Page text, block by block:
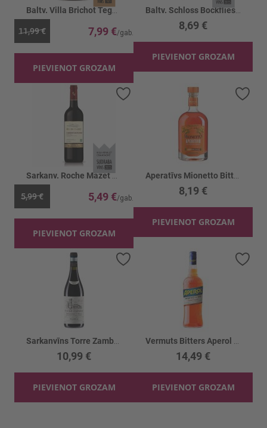
11,99 € 7,99 €
PIEVIENOT GROZAM
8,69 €
PIEVIENOT GROZAM
5,99 € 5,49 €
PIEVIENOT GROZAM
Pievienot vēlmju sarakstam
8,19 €
PIEVIENOT GROZAM
10,99 €
PIEVIENOT GROZAM
Pievienot vēlmju sarakstam
14,49 €
PIEVIENOT GROZAM